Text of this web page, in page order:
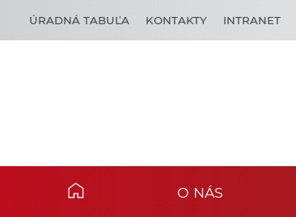
ÚRADNÁ TABUĽA KONTAKTY INTRANET
O NÁS